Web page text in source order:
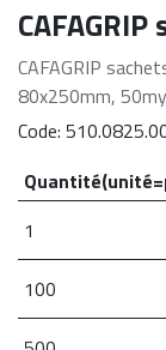
CAFAGRIP
80x250mm,
Code:
1
100